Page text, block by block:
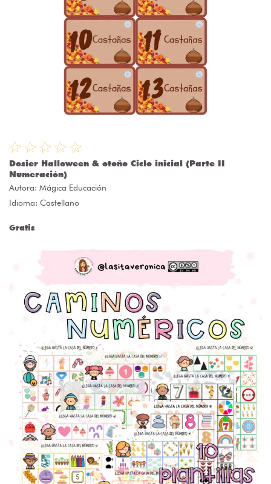
Dosier Halloween & otoño Ciclo inicial (Parte II
Numeración)
Autora: Mágica Educación
Idioma: Castellano
Gratis